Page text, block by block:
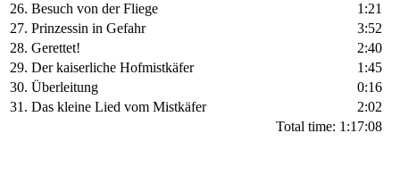
26. Besuch von der Fliege
1:21
27. Prinzessin in Gefahr
3:52
28. Gerettet!
2:40
29. Der kaiserliche Hofmistkäfer
1:45
30. Überleitung
0:16
31. Das kleine Lied vom Mistkäfer
2:02
Total time: 1:17:08